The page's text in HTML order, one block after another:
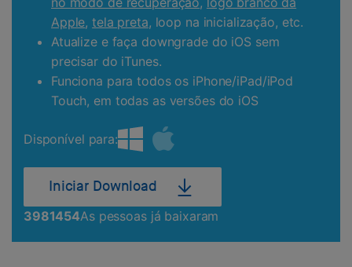
Apple,tela preta, loop na inicialização, etc.
Atualize e faça downgrade do iOS sem
precisar do iTunes.
Funciona para todos os iPhone/iPad/iPod
Touch, em todas as versões do iOS
Disponível para:
Iniciar Download
3981454As pessoas já baixaram